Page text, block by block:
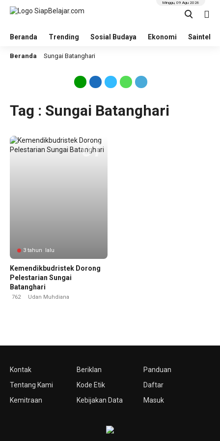
Beranda Trending Sosial Budaya Ekonomi Saintek
Minggu, 09 Agu 2026
Beranda Sungai Batanghari
Tag : Sungai Batanghari
3 tahun lalu
Kemendikbudristek Dorong
Pelestarian Sungai
Batanghari
762 Udan Muhdiana
Kontak
Tentang Kami
Kemitraan
Beriklan
Kode Etik
Kebijakan Data
Panduan
Daftar
Masuk